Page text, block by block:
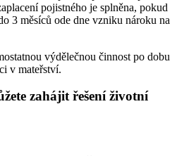
pojistného je splněna, pokud
3 měsíců ode dne vzniku nároku na
výdělečnou činnost po dobu
v mateřství.
zahájit řešení životní